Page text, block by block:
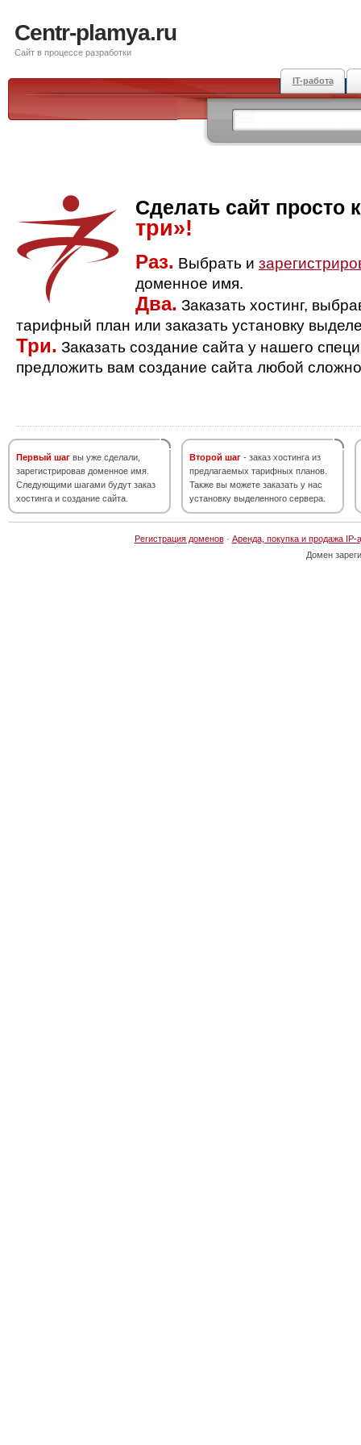
Centr-plamya.ru
Сайт в процессе разработки
IT-работа
Сделать сайт просто
три»!
Раз. Выбрать и
доменное имя.
Два. Заказать хостинг,
тарифный план или заказать установку
Три. Заказать создание сайта у нашего
предложить вам создание сайта любой
Первый шаг вы уже сделали,
зарегистрировав доменное имя.
Следующими шагами будут заказ
хостинга и создание сайта.
Второй шаг - заказ хостинга из
предлагаемых тарифных планов.
Также вы можете заказать у нас
установку выделенного сервера.
Регистрация доменов· Аренда, покупка и продажа IP-
Домен